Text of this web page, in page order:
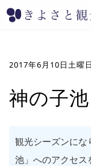
2017年6月10日土曜日
神の子池
観光シーズンにな
池」へのアクセス